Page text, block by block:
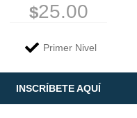
$25.00
Primer Nivel
INSCRÍBETE AQUÍ